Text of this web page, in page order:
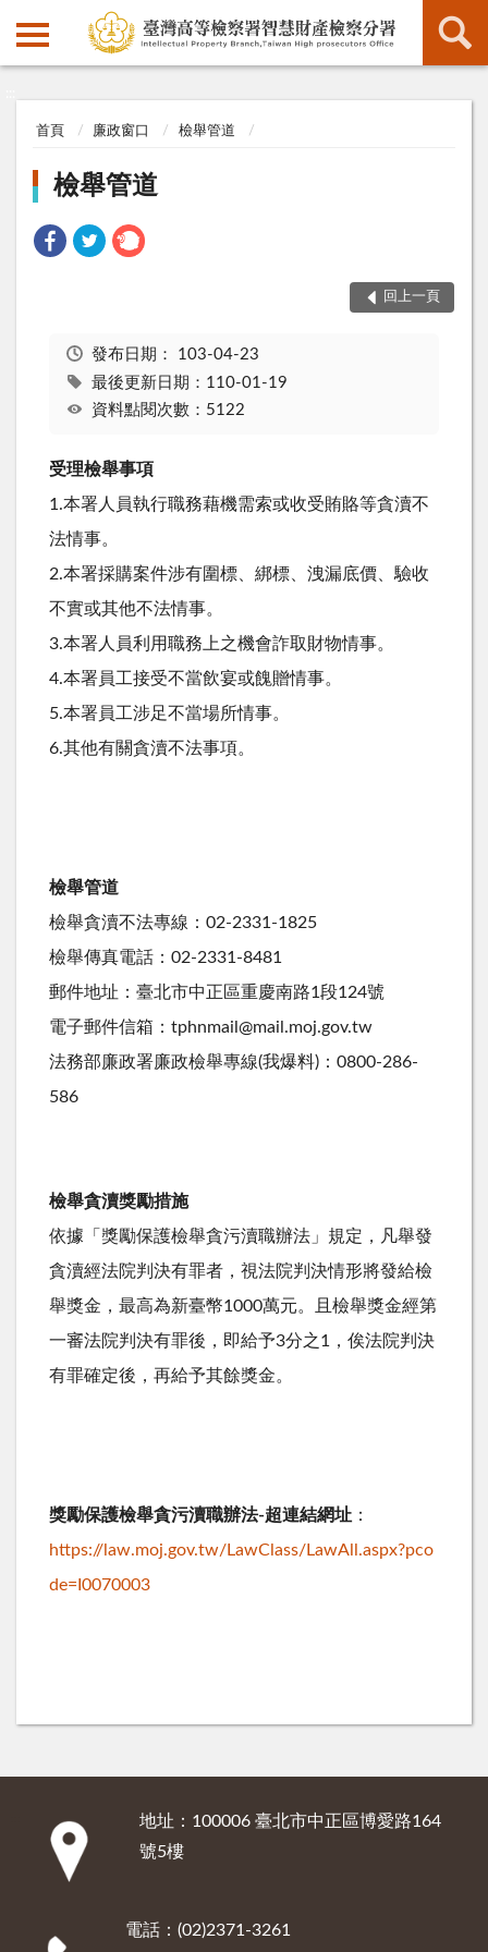
首頁 廉政窗口 檢舉管道
檢舉管道
回上一頁
發布日期： 103-04-23
最後更新日期：110-01-19
資料點閱次數：5122
受理檢舉事項
1.本署人員執行職務藉機需索或收受賄賂等貪瀆不
法情事。
2.本署採購案件涉有圍標、綁標、洩漏底價、驗收
不實或其他不法情事。
3.本署人員利用職務上之機會詐取財物情事。
4.本署員工接受不當飲宴或餽贈情事。
5.本署員工涉足不當場所情事。
6.其他有關貪瀆不法事項。
檢舉管道
檢舉貪瀆不法專線：02-2331-1825
檢舉傳真電話：02-2331-8481
郵件地址：臺北市中正區重慶南路1段124號
電子郵件信箱：tphnmail@mail.moj.gov.tw
法務部廉政署廉政檢舉專線(我爆料)：0800-286-
586
檢舉貪瀆獎勵措施
依據「獎勵保護檢舉貪污瀆職辦法」規定，凡舉發
貪瀆經法院判決有罪者，視法院判決情形將發給檢
舉獎金，最高為新臺幣1000萬元。且檢舉獎金經第
一審法院判決有罪後，即給予3分之1，俟法院判決
有罪確定後，再給予其餘獎金。
獎勵保護檢舉貪污瀆職辦法-超連結網址 ：
https://law.moj.gov.tw/LawClass/LawAll.aspx?pco
de=I0070003
地址：100006 臺北市中正區博愛路164
號5樓
電話：(02)2371-3261